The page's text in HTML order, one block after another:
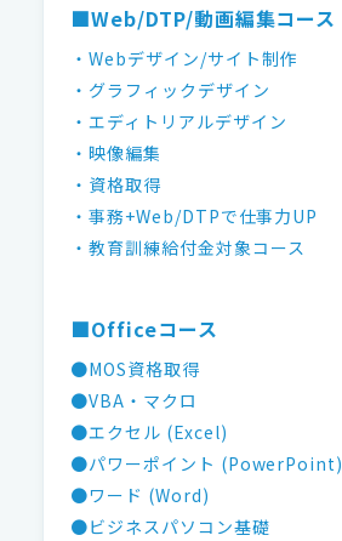
■Web/DTP/動画編集コース
・Webデザイン/サイト制作
・グラフィックデザイン
・エディトリアルデザイン
・映像編集
・資格取得
・事務+Web/DTPで仕事力UP
・教育訓練給付金対象コース
■Officeコース
●MOS資格取得
●VBA・マクロ
●エクセル (Excel)
●パワーポイント (PowerPoint)
●ワード (Word)
●ビジネスパソコン基礎